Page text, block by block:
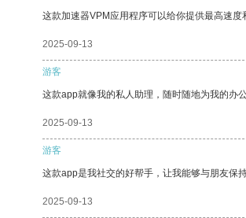
这款加速器VPM应用程序可以给你提供最高速度
2025-09-13
游客
这款app就像我的私人助理，随时随地为我的办
2025-09-13
游客
这款app是我社交的好帮手，让我能够与朋友保
2025-09-13